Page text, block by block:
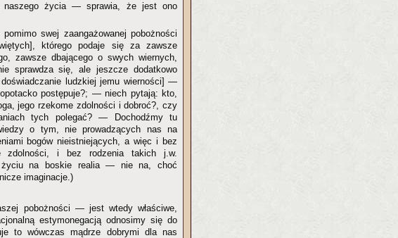
naszego życia — sprawia, że jest ono
swej zaangażowanej pobożności
którego podaje się za zawsze
zawsze dbającego o swych wiernych,
sprawdza się, ale jeszcze dodatkowo
ludzkiej jemu wierności] —
postępuje?; — niech pytają: kto,
jego rzekome zdolności i dobroć?, czy
tych polegać? — Dochodźmy tu
o tym, nie prowadzących nas na
bogów nieistniejących, a więc i bez
zdolności, i bez rodzenia takich j.w.
życiu na boskie realia — nie na, choć
imaginacje.)
pobożności — jest wtedy właściwe,
estymonegacją odnosimy się do
to wówczas mądrze dobrymi dla nas